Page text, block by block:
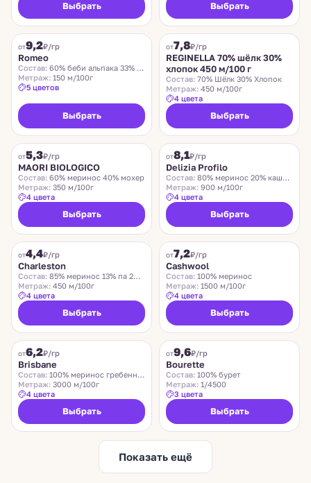
Выбрать Выбрать
от9,2₽/гр
Romeo
Состав: 60% беби альпака 33% меринос 7% нейлон
Метраж: 150 м/100г
5 цветов
Выбрать
от7,8₽/гр
REGINELLA 70% шёлк 30%
хлопок 450 м/100 г
Состав: 70% Шёлк 30% Хлопок
Метраж: 450 м/100г
4 цвета
Выбрать
от5,3₽/гр
MAORI BIOLOGICO
Состав: 60% меринос 40% мохер
Метраж: 350 м/100г
4 цвета
Выбрать
от8,1₽/гр
Delizia Profilo
Состав: 80% меринос 20% кашемир
Метраж: 900 м/100г
4 цвета
Выбрать
от4,4₽/гр
Charleston
Состав: 85% меринос 13% па 2% эластан
Метраж: 450 м/100г
4 цвета
Выбрать
от7,2₽/гр
Cashwool
Состав: 100% меринос
Метраж: 1500 м/100г
4 цвета
Выбрать
от6,2₽/гр
Brisbane
Состав: 100% меринос гребенной
Метраж: 3000 м/100г
4 цвета
Выбрать
Хит
от9,6₽/гр
Bourette
Состав: 100% бурет
Метраж: 1/4500
3 цвета
Выбрать
Показать ещё